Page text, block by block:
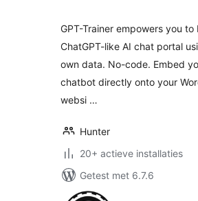
GPT-Trainer empowers you to
ChatGPT-like AI chat portal
own data. No-code. Embed
chatbot directly onto your
websi …
Hunter
20+ actieve installaties
Getest met 6.7.6